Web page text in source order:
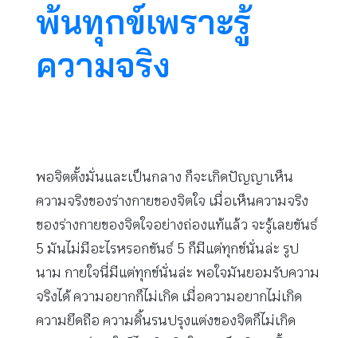
พ้นทุกข์เพราะรู้
ความจริง
พอจิตตั้งมั่นและเป็นกลาง ก็จะเกิดปัญญาเห็น
ความจริงของร่างกายของจิตใจ เมื่อเห็นความจริง
ของร่างกายของจิตใจอย่างถ่องแท้แล้ว จะรู้เลยขันธ์
5 มันไม่มีอะไรหรอกขันธ์ 5 ก็มีแต่ทุกข์นั่นล่ะ รูป
นาม กายใจนี่มีแต่ทุกข์นั่นล่ะ พอใจมันยอมรับความ
จริงได้ ความอยากก็ไม่เกิด เมื่อความอยากไม่เกิด
ความยึดถือ ความดิ้นรนปรุงแต่งของจิตก็ไม่เกิด